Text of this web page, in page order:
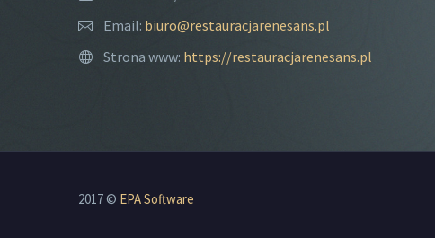
Email: biuro@restauracjarenesans.pl
Strona www: https://restauracjarenesans.pl
2017 © EPA Software